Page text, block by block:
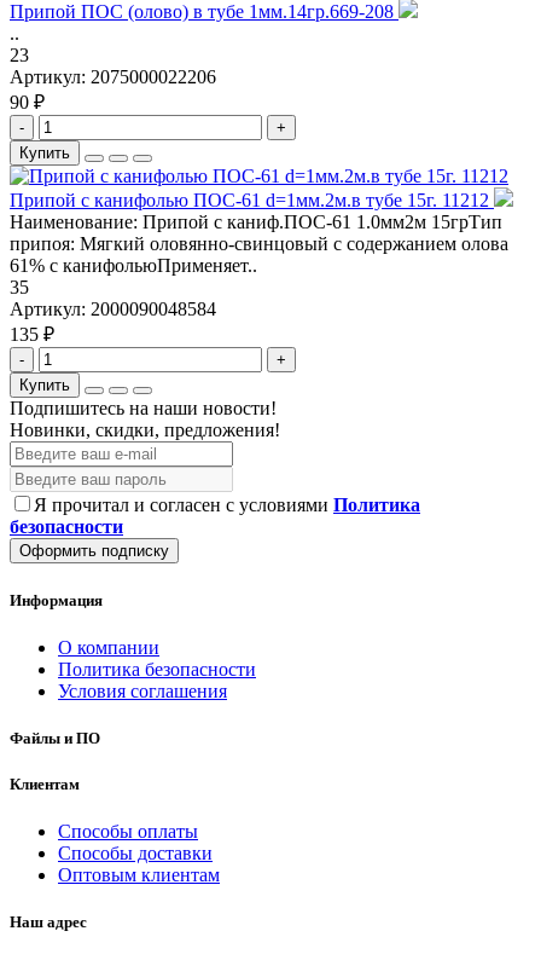
Припой ПОС (олово) в тубе 1мм.14гр.669-208
..
23
Артикул: 2075000022206
90 ₽
-
+
Купить
Припой с канифолью ПОС-61 d=1мм.2м.в тубе 15г. 11212
Наименование: Припой с каниф.ПОС-61 1.0мм2м 15грТип
припоя: Мягкий оловянно-свинцовый с содержанием олова
61% с канифольюПрименяет..
35
Артикул: 2000090048584
135 ₽
-
+
Купить
Подпишитесь на наши новости!
Новинки, скидки, предложения!
Я прочитал и согласен с условиями Политика
безопасности
Оформить подписку
Информация
О компании
Политика безопасности
Условия соглашения
Файлы и ПО
Клиентам
Способы оплаты
Способы доставки
Оптовым клиентам
Наш адрес